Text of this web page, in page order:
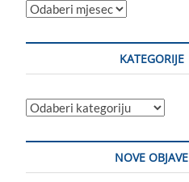
Sve
KATEGORIJE
Kategorije
NOVE OBJAVE